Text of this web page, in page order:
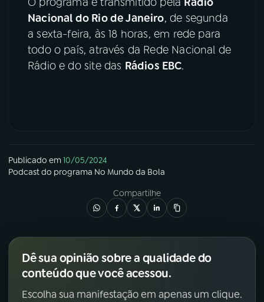
Nacional do Rio de Janeiro, de segunda
a sexta-feira, às 18 horas, em rede para
todo o país, através da Rede Nacional de
Rádio e do site das Rádios EBC.
Publicado em10/05/2024
Podcastdo programa No Mundo da Bola
Compartilhe
Dê sua opinião sobre a qualidade do
conteúdo que você acessou.
Escolha sua manifestação em apenas um clique.